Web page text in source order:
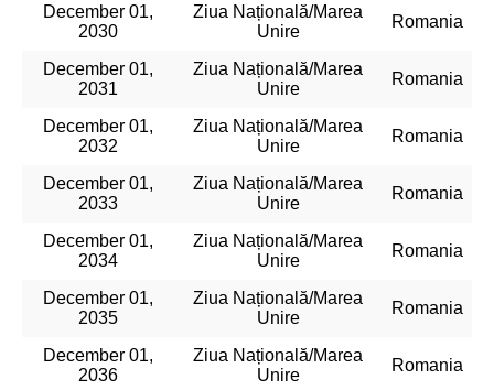
December 01,
2030
Ziua Națională/Marea
Unire
Romania
December 01,
2031
Ziua Națională/Marea
Unire
Romania
December 01,
2032
Ziua Națională/Marea
Unire
Romania
December 01,
2033
Ziua Națională/Marea
Unire
Romania
December 01,
2034
Ziua Națională/Marea
Unire
Romania
December 01,
2035
Ziua Națională/Marea
Unire
Romania
December 01,
2036
Ziua Națională/Marea
Unire
Romania